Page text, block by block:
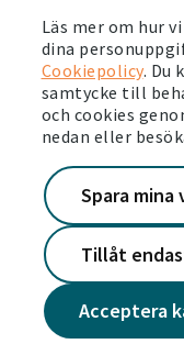
Läs mer om hur
dina
Cookiepolicy. Du
samtycke till
och cookies
nedan eller
Acceptera
Spara mina
Tillåt
Trots att projektet
mellan både
gått mycket bra,
- Det har funkat
spånade på
så bra lönsamhet
på slutet är vi
Läs mer om
hållbarhetsarbetet.
SENASTE